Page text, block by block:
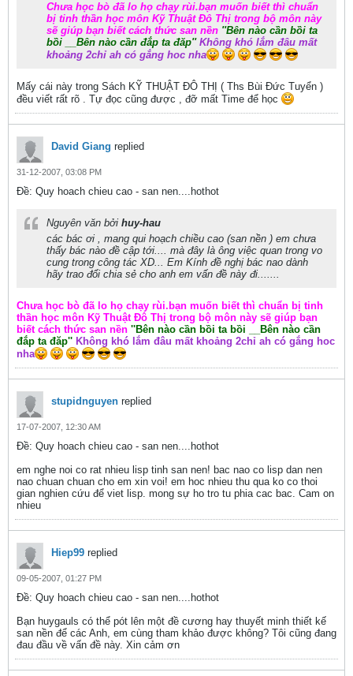
Chưa học bò đã lo họ chạy rùi.bạn muốn biết thì chuẩn
bị tinh thần học môn Kỹ Thuật Đô Thị trong bộ môn này
sẽ giúp bạn biết cách thức san nền ''Bên nào cần bồi ta
bồi __Bên nào cần đắp ta đăp'' Không khó lắm đâu mất
khoảng 2chỉ ah có gắng hoc nha
Mấy cái này trong Sách KỸ THUẬT ĐÔ THỊ ( Ths Bùi Đức Tuyển )
đều viết rất rõ . Tự đọc cũng được , đỡ mất Time để học
David Giang replied
31-12-2007, 03:08 PM
Ðề: Quy hoach chieu cao - san nen....hothot
Nguyên văn bởi huy-hau
các bác ơi , mang qui hoạch chiều cao (san nền ) em chưa
thấy bác nào đề cập tới.... mà đây là ông việc quan trong vo
cung trong công tác XD... Em Kính đề nghị bác nao dành
hãy trao đổi chia sẻ cho anh em vấn đề này đi.......
Chưa học bò đã lo họ chạy rùi.bạn muốn biết thì chuẩn bị tinh
thần học môn Kỹ Thuật Đô Thị trong bộ môn này sẽ giúp bạn
biết cách thức san nền ''Bên nào cần bồi ta bồi __Bên nào cần
đắp ta đăp'' Không khó lắm đâu mất khoảng 2chỉ ah có gắng hoc
nha
stupidnguyen replied
17-07-2007, 12:30 AM
Ðề: Quy hoach chieu cao - san nen....hothot
em nghe noi co rat nhieu lisp tinh san nen! bac nao co lisp dan nen
nao chuan chuan cho em xin voi! em hoc nhieu thu qua ko co thoi
gian nghien cứu để viet lisp. mong sự ho tro tu phia cac bac. Cam on
nhieu
Hiep99 replied
09-05-2007, 01:27 PM
Ðề: Quy hoach chieu cao - san nen....hothot
Bạn huygauls có thể pót lên một đề cương hay thuyết minh thiết kế
san nền để các Anh, em cùng tham khảo được không? Tôi cũng đang
đau đầu về vấn đề này. Xin cảm ơn